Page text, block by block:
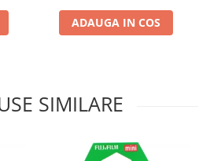
ADAUGA IN COS
SIMILARE